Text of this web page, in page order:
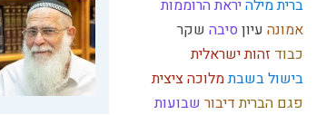
ברית מילהיראת הרוממות
אמונה עיון סיבה שקר
כבוד זהות ישראלית
בישול בשבתמלוכהציצית
פגם הבריתדיבור שבועות